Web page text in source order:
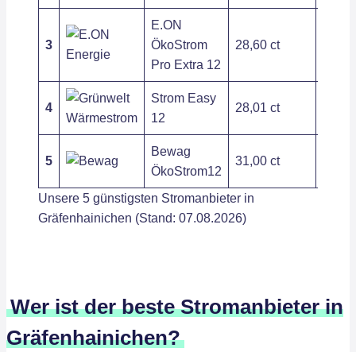
3
E.ON
ÖkoStrom
Pro Extra 12
28,60 ct
4
Strom Easy
12
28,01 ct
5
Bewag
ÖkoStrom12
31,00 ct
Unsere 5 günstigsten Stromanbieter in
Gräfenhainichen (Stand: 07.08.2026)
Wer ist der beste Stromanbieter in
Gräfenhainichen?